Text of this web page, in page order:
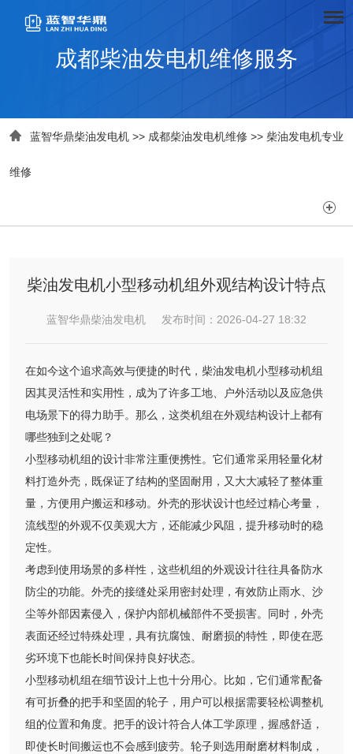
成都柴油发电机维修服务
 蓝智华鼎柴油发电机 >> 成都柴油发电机维修 >> 柴油发电机专业
维修

柴油发电机小型移动机组外观结构设计特点
蓝智华鼎柴油发电机 发布时间：2026-04-27 18:32
在如今这个追求高效与便捷的时代，柴油发电机小型移动机组
因其灵活性和实用性，成为了许多工地、户外活动以及应急供
电场景下的得力助手。那么，这类机组在外观结构设计上都有
哪些独到之处呢？
小型移动机组的设计非常注重便携性。它们通常采用轻量化材
料打造外壳，既保证了结构的坚固耐用，又大大减轻了整体重
量，方便用户搬运和移动。外壳的形状设计也经过精心考量，
流线型的外观不仅美观大方，还能减少风阻，提升移动时的稳
定性。
考虑到使用场景的多样性，这些机组的外观设计往往具备防水
防尘的功能。外壳的接缝处采用密封处理，有效防止雨水、沙
尘等外部因素侵入，保护内部机械部件不受损害。同时，外壳
表面还经过特殊处理，具有抗腐蚀、耐磨损的特性，即使在恶
劣环境下也能长时间保持良好状态。
小型移动机组在细节设计上也十分用心。比如，它们通常配备
有可折叠的把手和坚固的轮子，用户可以根据需要轻松调整机
组的位置和角度。把手的设计符合人体工学原理，握感舒适，
即使长时间搬运也不会感到疲劳。轮子则选用耐磨材料制成，